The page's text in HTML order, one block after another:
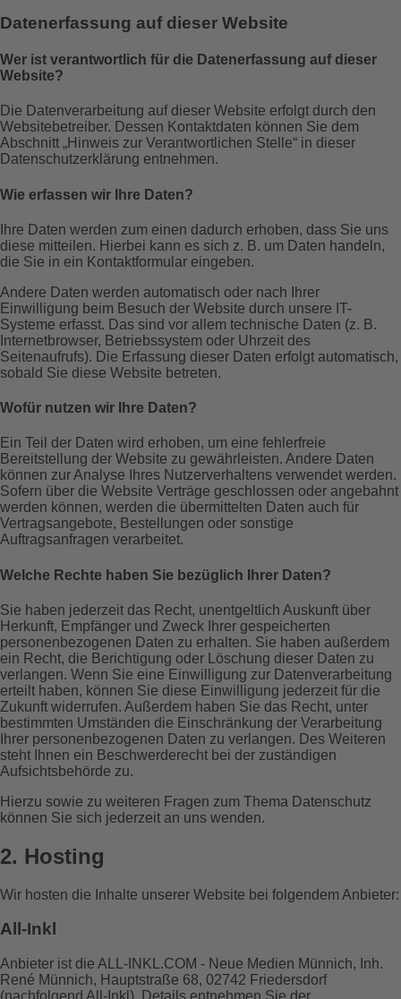
Datenerfassung auf dieser Website
Wer ist verantwortlich für die Datenerfassung auf dieser
Website?
Die Datenverarbeitung auf dieser Website erfolgt durch den
Websitebetreiber. Dessen Kontaktdaten können Sie dem
Abschnitt „Hinweis zur Verantwortlichen Stelle“ in dieser
Datenschutzerklärung entnehmen.
Wie erfassen wir Ihre Daten?
Ihre Daten werden zum einen dadurch erhoben, dass Sie uns
diese mitteilen. Hierbei kann es sich z. B. um Daten handeln,
die Sie in ein Kontaktformular eingeben.
Andere Daten werden automatisch oder nach Ihrer
Einwilligung beim Besuch der Website durch unsere IT-
Systeme erfasst. Das sind vor allem technische Daten (z. B.
Internetbrowser, Betriebssystem oder Uhrzeit des
Seitenaufrufs). Die Erfassung dieser Daten erfolgt automatisch,
sobald Sie diese Website betreten.
Wofür nutzen wir Ihre Daten?
Ein Teil der Daten wird erhoben, um eine fehlerfreie
Bereitstellung der Website zu gewährleisten. Andere Daten
können zur Analyse Ihres Nutzerverhaltens verwendet werden.
Sofern über die Website Verträge geschlossen oder angebahnt
werden können, werden die übermittelten Daten auch für
Vertragsangebote, Bestellungen oder sonstige
Auftragsanfragen verarbeitet.
Welche Rechte haben Sie bezüglich Ihrer Daten?
Sie haben jederzeit das Recht, unentgeltlich Auskunft über
Herkunft, Empfänger und Zweck Ihrer gespeicherten
personenbezogenen Daten zu erhalten. Sie haben außerdem
ein Recht, die Berichtigung oder Löschung dieser Daten zu
verlangen. Wenn Sie eine Einwilligung zur Datenverarbeitung
erteilt haben, können Sie diese Einwilligung jederzeit für die
Zukunft widerrufen. Außerdem haben Sie das Recht, unter
bestimmten Umständen die Einschränkung der Verarbeitung
Ihrer personenbezogenen Daten zu verlangen. Des Weiteren
steht Ihnen ein Beschwerderecht bei der zuständigen
Aufsichtsbehörde zu.
Hierzu sowie zu weiteren Fragen zum Thema Datenschutz
können Sie sich jederzeit an uns wenden.
2. Hosting
Wir hosten die Inhalte unserer Website bei folgendem Anbieter:
All-Inkl
Anbieter ist die ALL-INKL.COM - Neue Medien Münnich, Inh.
René Münnich, Hauptstraße 68, 02742 Friedersdorf